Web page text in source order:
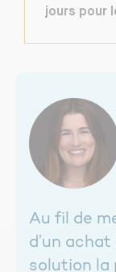
jours pour
Au fil de
d’un
solution la